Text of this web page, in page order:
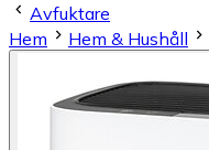
Avfuktare
Hem
Hem & Hushåll